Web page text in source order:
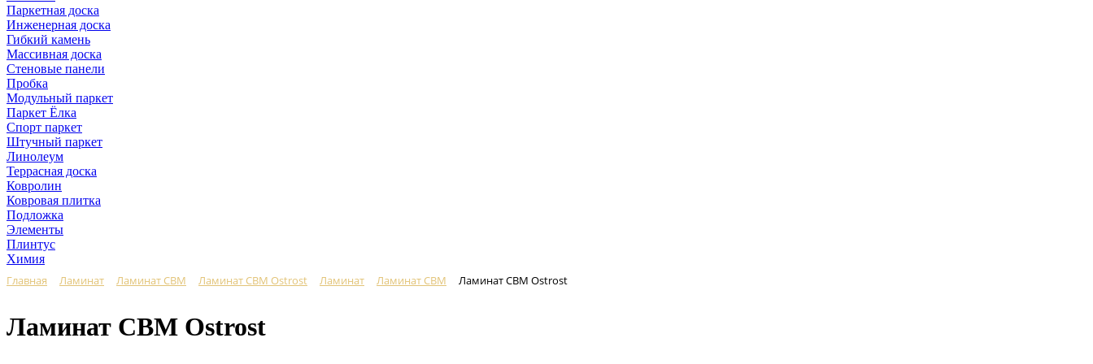
Паркетная доска
Инженерная доска
Гибкий камень
Массивная доска
Стеновые панели
Пробка
Модульный паркет
Паркет Ёлка
Спорт паркет
Штучный паркет
Линолеум
Террасная доска
Ковролин
Ковровая плитка
Подложка
Элементы
Плинтус
Химия
Главная Ламинат Ламинат CBM Ламинат CBM Ostrost Ламинат Ламинат CBM Ламинат CBM Ostrost
Ламинат CBM Ostrost